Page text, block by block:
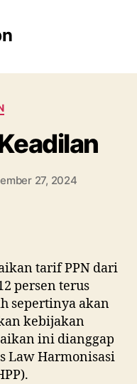
27, 2024
tarif PPN dari
persen terus
sepertinya akan
kebijakan
ini dianggap
Law Harmonisasi